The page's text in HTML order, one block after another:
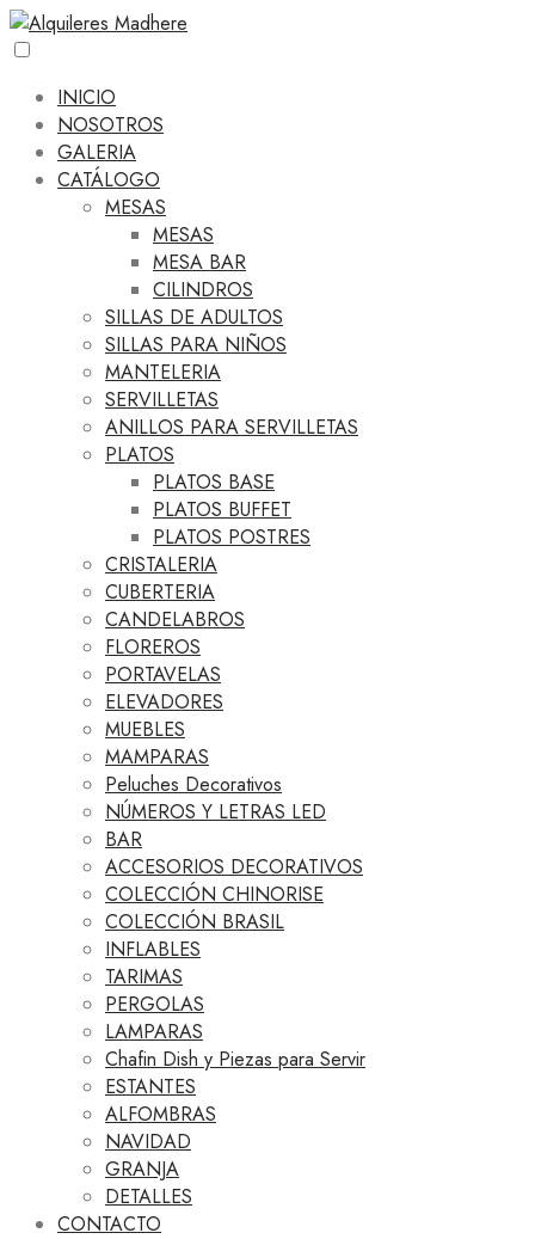
INICIO
NOSOTROS
GALERIA
CATÁLOGO
MESAS
MESAS
MESA BAR
CILINDROS
SILLAS DE ADULTOS
SILLAS PARA NIÑOS
MANTELERIA
SERVILLETAS
ANILLOS PARA SERVILLETAS
PLATOS
PLATOS BASE
PLATOS BUFFET
PLATOS POSTRES
CRISTALERIA
CUBERTERIA
CANDELABROS
FLOREROS
PORTAVELAS
ELEVADORES
MUEBLES
MAMPARAS
Peluches Decorativos
NÚMEROS Y LETRAS LED
BAR
ACCESORIOS DECORATIVOS
COLECCIÓN CHINORISE
COLECCIÓN BRASIL
INFLABLES
TARIMAS
PERGOLAS
LAMPARAS
Chafin Dish y Piezas para Servir
ESTANTES
ALFOMBRAS
NAVIDAD
GRANJA
DETALLES
CONTACTO